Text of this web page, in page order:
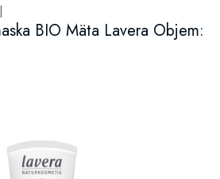
BIO Mäta Lavera Objem: